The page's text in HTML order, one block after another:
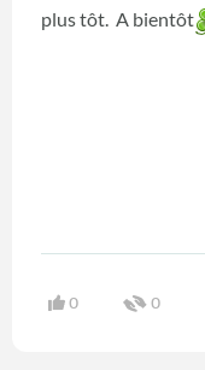
plus tôt. A bientôt
0 0